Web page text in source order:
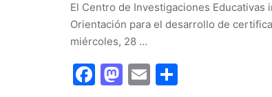
El Centro de Investigaciones
Orientación para el desarrollo de
miércoles, 28 …
Facebook
Mastodon
Email